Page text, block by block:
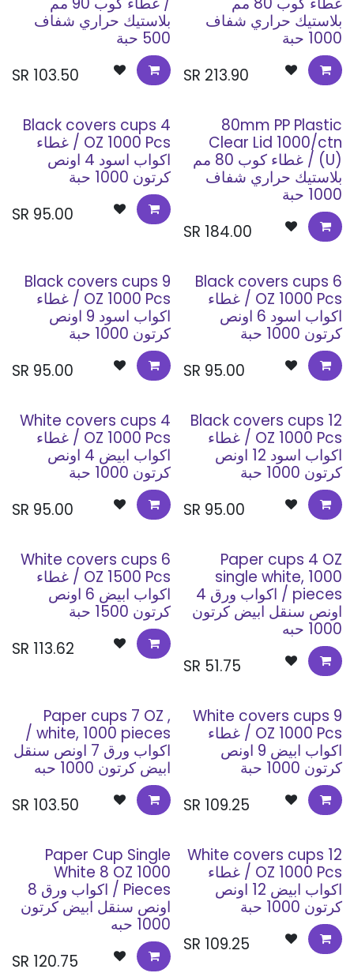
بلاستيك حراري شفاف
1000 حبة
213.90
بلاستيك حراري شفاف
500 حبة
103.50
80mm PP Plastic
Clear Lid 1000/ctn
(U) / غطاء كوب 80 مم
بلاستيك حراري شفاف
1000 حبة
184.00
Black covers cups 4
OZ 1000 Pcs / غطاء
اكواب اسود 4 اونص
كرتون 1000 حبة
95.00
Black covers cups 6
OZ 1000 Pcs / غطاء
اكواب اسود 6 اونص
كرتون 1000 حبة
95.00
Black covers cups 9
OZ 1000 Pcs / غطاء
اكواب اسود 9 اونص
كرتون 1000 حبة
95.00
Black covers cups 12
OZ 1000 Pcs / غطاء
اكواب اسود 12 اونص
كرتون 1000 حبة
95.00
White covers cups 4
OZ 1000 Pcs / غطاء
اكواب ابيض 4 اونص
كرتون 1000 حبة
95.00
Paper cups 4 OZ
single white, 1000
pieces / اكواب ورق 4
اونص سنقل ابيض كرتون
1000 حبه
51.75
White covers cups 6
OZ 1500 Pcs / غطاء
اكواب ابيض 6 اونص
كرتون 1500 حبة
113.62
White covers cups 9
OZ 1000 Pcs / غطاء
اكواب ابيض 9 اونص
كرتون 1000 حبة
109.25
Paper cups 7 OZ ,
white, 1000 pieces /
اكواب ورق 7 اونص سنقل
ابيض كرتون 1000 حبه
103.50
White covers cups 12
OZ 1000 Pcs / غطاء
اكواب ابيض 12 اونص
كرتون 1000 حبة
109.25
Paper Cup Single
White 8 OZ 1000
Pieces / اكواب ورق 8
اونص سنقل ابيض كرتون
1000 حبه
120.75